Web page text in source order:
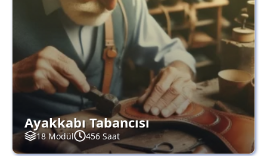
Ayakkabı Tabancısı
18 Modül 456 Saat